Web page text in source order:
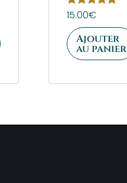
Note
sur 5
15.00€
Ajouter
au panier